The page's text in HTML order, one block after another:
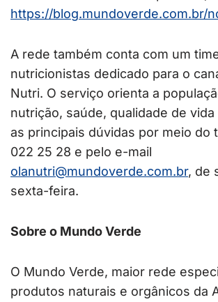
https://blog.mundoverde.com.br/
A rede também conta com um
nutricionistas dedicado para o
Nutri. O serviço orienta a
nutrição, saúde, qualidade de
as principais dúvidas por meio do
022 25 28 e pelo e-mail
olanutri@mundoverde.com.br, de
sexta-feira.
Sobre o Mundo Verde
O Mundo Verde, maior rede
produtos naturais e orgânicos da